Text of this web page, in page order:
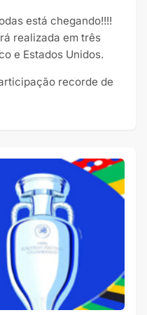
está chegando!!!!
realizada em três
e Estados Unidos.
recorde de